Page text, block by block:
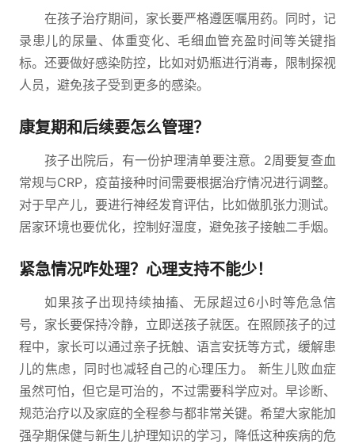
在孩子治疗期间，家长要严格遵医嘱用药。同时，记
录患儿的尿量、体重变化、毛细血管充盈时间等关键指
标。还要做好感染防控，比如对奶瓶进行消毒，限制探视
人员，避免孩子受到更多的感染。
康复期和后续要怎么管理？
孩子出院后，有一份护理清单要注意。2周要复查血
常规与CRP，疫苗接种时间需要根据治疗情况进行调整。
对于早产儿，要进行神经发育评估，比如做肌张力测试。
居家环境也要优化，控制好湿度，避免孩子接触二手烟。
紧急情况咋处理？心理支持不能少！
如果孩子出现持续抽搐、无尿超过6小时等危急信
号，家长要保持冷静，立即送孩子就医。在照顾孩子的过
程中，家长可以通过亲子抚触、语言安抚等方式，缓解患
儿的焦虑，同时也减轻自己的心理压力。 新生儿败血症
虽然可怕，但它是可治的，不过需要科学应对。早诊断、
规范治疗以及家庭的全程参与都非常关键。希望大家能加
强孕期保健与新生儿护理知识的学习，降低这种疾病的危